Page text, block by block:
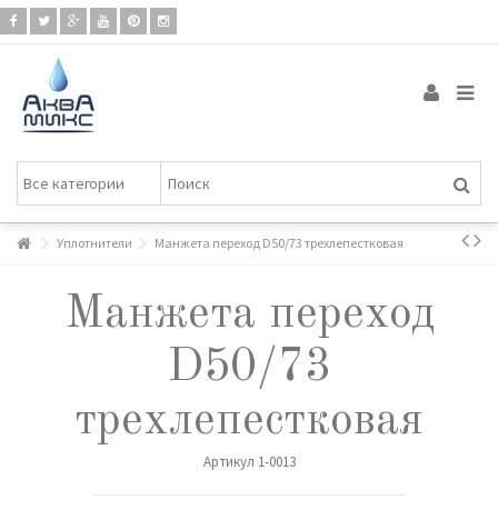
Уплотнители Манжета переход D50/73 трехлепестковая
Манжета переход
D50/73
трехлепестковая
Артикул 1-0013